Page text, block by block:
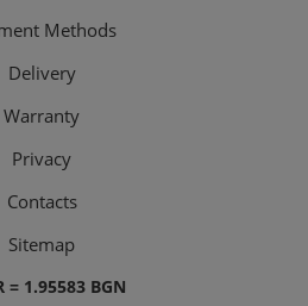
Methods
Delivery
Warranty
Privacy
Contacts
Sitemap
= 1.95583 BGN